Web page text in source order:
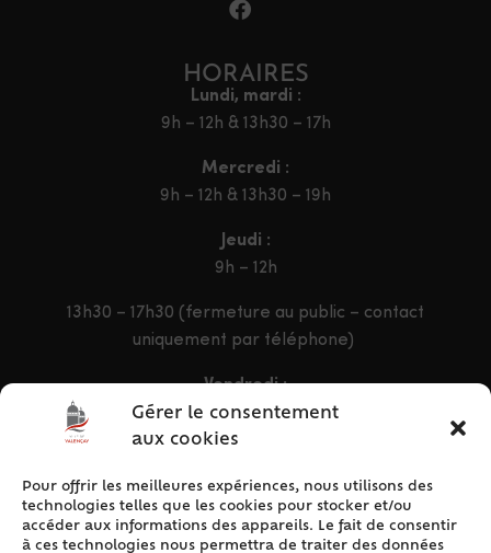
Gérer le consentement
aux cookies
Pour offrir les meilleures expériences, nous utilisons des
technologies telles que les cookies pour stocker et/ou
accéder aux informations des appareils. Le fait de consentir
à ces technologies nous permettra de traiter des données
HORAIRES
Lundi, mardi :
9h – 12h & 13h30 – 17h
Mercredi :
9h – 12h & 13h30 – 19h
Jeudi :
9h – 12h
13h30 – 17h30 (fermeture au public – contact
uniquement par téléphone)
Vendredi :
9h – 12h & 13h30 – 16h30
ACCÈS RAPIDE
Accueil